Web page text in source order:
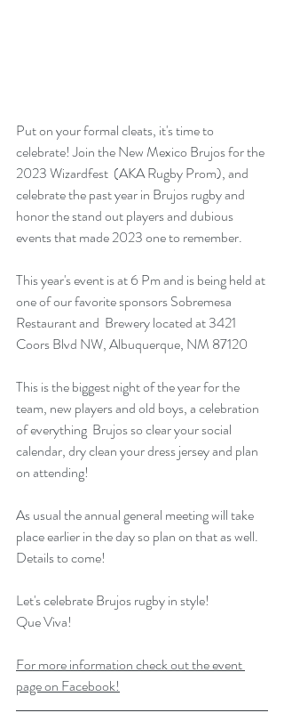
Put on your formal cleats, it's time to
celebrate! Join the New Mexico Brujos for the
2023 Wizardfest  (AKA Rugby Prom), and
celebrate the past year in Brujos rugby and
honor the stand out players and dubious
events that made 2023 one to remember.
This year's event is at 6 Pm and is being held at
one of our favorite sponsors Sobremesa
Restaurant and  Brewery located at 3421
Coors Blvd NW, Albuquerque, NM 87120
This is the biggest night of the year for the
team, new players and old boys, a celebration
of everything  Brujos so clear your social
calendar, dry clean your dress jersey and plan
on attending!
As usual the annual general meeting will take
place earlier in the day so plan on that as well.
Details to come!
Let's celebrate Brujos rugby in style!
Que Viva!
For more information check out the event
page on Facebook!